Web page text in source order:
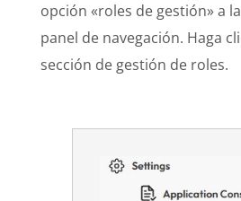
opción «roles de gestión» a
panel de navegación. Haga
sección de gestión de roles.